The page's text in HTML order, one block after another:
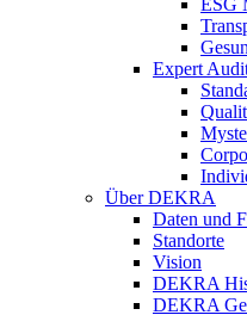
Expert
Über DEKRA
Daten und
Standorte
Vision
DEKRA
DEKRA